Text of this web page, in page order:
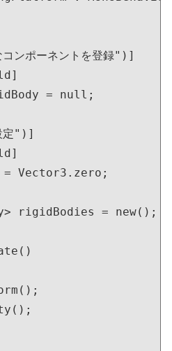
ンポーネントを登録")]
= null;
")]
Vector3.zero;
rigidBodies = new();